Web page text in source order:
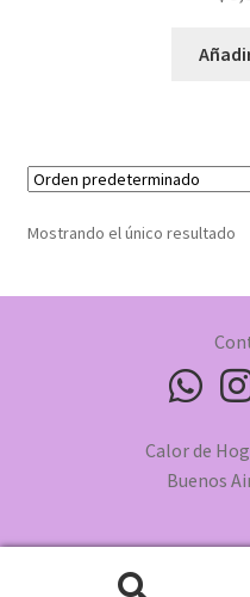
Mostrando el único resultado
Calor de
Buenos